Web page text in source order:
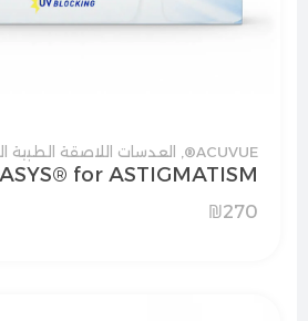
ACUVUE® العدسات اللاصقة الطبية
for ASTIGMATISM
₪270